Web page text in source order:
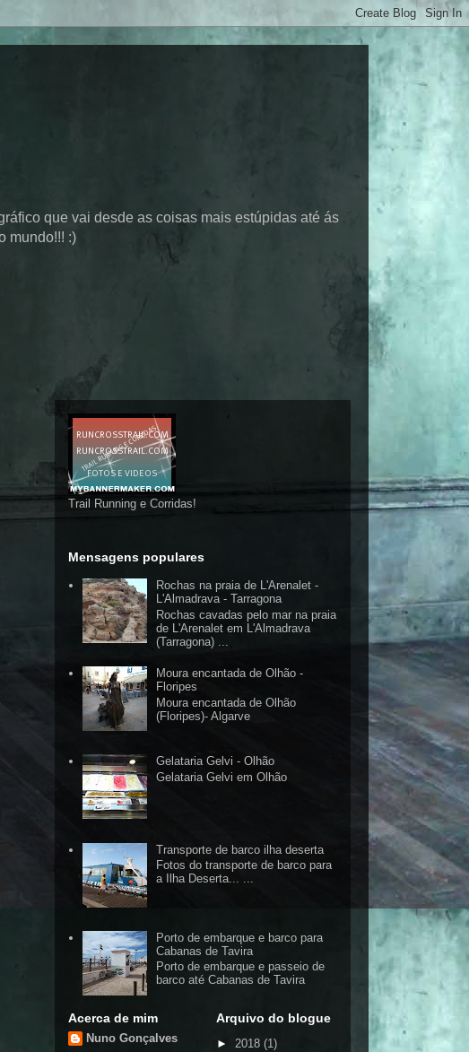
que vai desde as coisas mais estúpidas até ás
mundo!!! :)
Trail Running e Corridas!
Mensagens populares
Rochas na praia de L'Arenalet -
L'Almadrava - Tarragona
Rochas cavadas pelo mar na praia
de L'Arenalet em L'Almadrava
(Tarragona) ...
Moura encantada de Olhão -
Floripes
Moura encantada de Olhão
(Floripes)- Algarve
Gelataria Gelvi - Olhão
Gelataria Gelvi em Olhão
Transporte de barco ilha deserta
Fotos do transporte de barco para
a Ilha Deserta... ...
Porto de embarque e barco para
Cabanas de Tavira
Porto de embarque e passeio de
barco até Cabanas de Tavira
Acerca de mim
Nuno Gonçalves
Arquivo do blogue
► 2018 (1)